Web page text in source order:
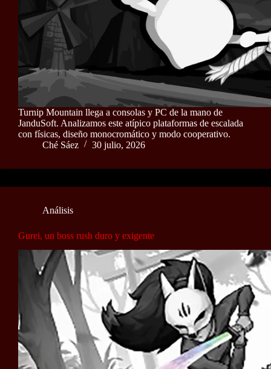
Turnip Mountain llega a consolas y PC de la mano de
JanduSoft. Analizamos este atípico plataformas de escalada
con físicas, diseño monocromático y modo cooperativo.
Ché Sáez
30 julio, 2026
Análisis
Gurei, un boss rush duro y exigente